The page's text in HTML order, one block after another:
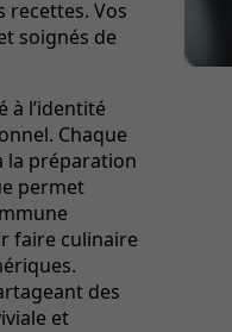
recettes. Vos
soignés de
à l’identité
Chaque
la préparation
permet
faire culinaire
des
et